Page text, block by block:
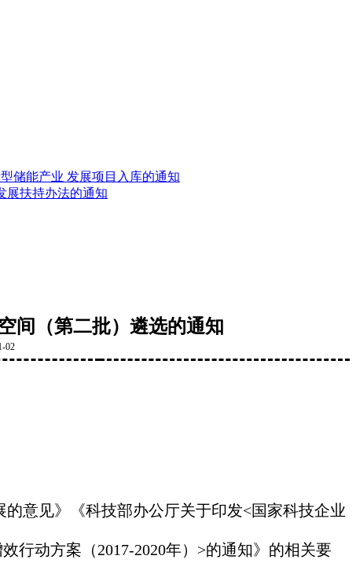
储能产业 发展项目入库的通知
展扶持办法的通知
间（第二批）遴选的通知
02
意见》《科技部办公厅关于印发<国家科技企业
行动方案（2017-2020年） >的通知》的相关要